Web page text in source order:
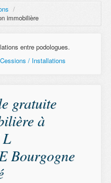
/
immobilière
entre podologues.
/ Installations
gratuite
à
Bourgogne